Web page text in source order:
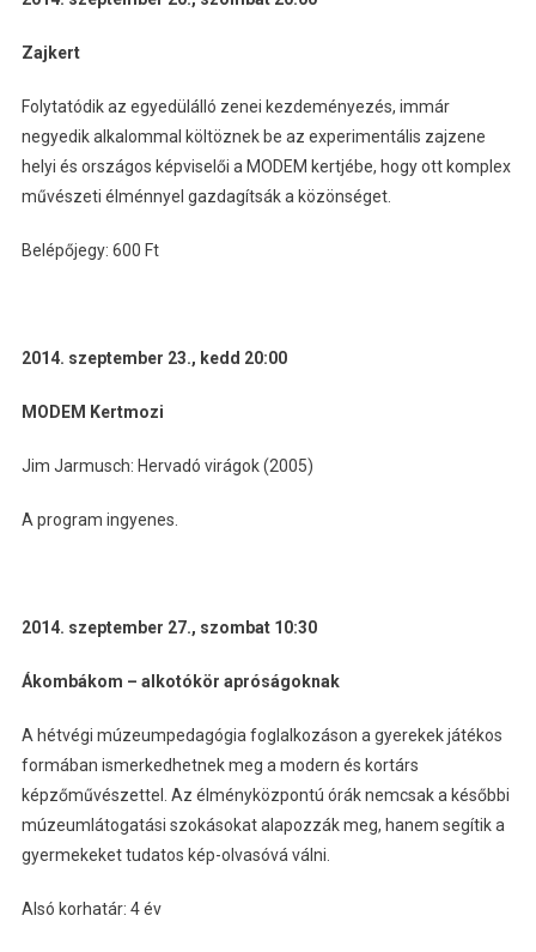
Zajkert
Folytatódik az egyedülálló zenei kezdeményezés, immár
negyedik alkalommal költöznek be az experimentális zajzene
helyi és országos képviselői a MODEM kertjébe, hogy ott komplex
művészeti élménnyel gazdagítsák a közönséget.
Belépőjegy: 600 Ft
2014. szeptember 23., kedd 20:00
MODEM Kertmozi
Jim Jarmusch: Hervadó virágok (2005)
A program ingyenes.
2014. szeptember 27., szombat 10:30
Ákombákom – alkotókör apróságoknak
A hétvégi múzeumpedagógia foglalkozáson a gyerekek játékos
formában ismerkedhetnek meg a modern és kortárs
képzőművészettel. Az élményközpontú órák nemcsak a későbbi
múzeumlátogatási szokásokat alapozzák meg, hanem segítik a
gyermekeket tudatos kép-olvasóvá válni.
Alsó korhatár: 4 év